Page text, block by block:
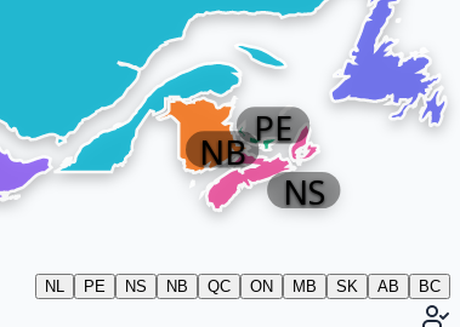
NB
NS
PE
BC
AB
SK
MB
ON
QC
NB
NS
PE
NL